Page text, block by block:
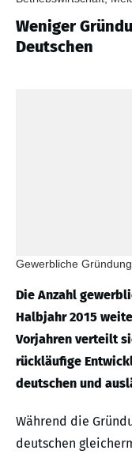
Weniger
Deutschen
Gewerbliche
Die Anzahl
Halbjahr 2015
Vorjahren verteilt
rückläufige
deutschen und
Während die
deutschen